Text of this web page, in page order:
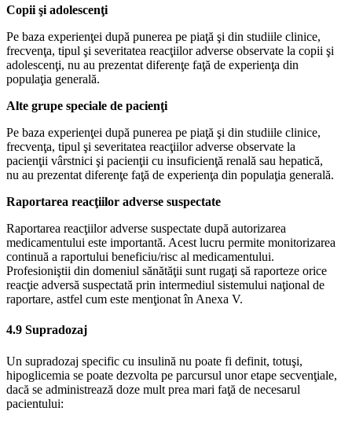
Copii şi adolescenţi
Pe baza experienţei după punerea pe piaţă şi din studiile clinice,
frecvenţa, tipul şi severitatea reacţiilor adverse observate la copii şi
adolescenţi, nu au prezentat diferenţe faţă de experienţa din
populaţia generală.
Alte grupe speciale de pacienţi
Pe baza experienţei după punerea pe piaţă şi din studiile clinice,
frecvenţa, tipul şi severitatea reacţiilor adverse observate la
pacienţii vârstnici şi pacienţii cu insuficienţă renală sau hepatică,
nu au prezentat diferenţe faţă de experienţa din populaţia generală.
Raportarea reacţiilor adverse suspectate
Raportarea reacţiilor adverse suspectate după autorizarea
medicamentului este importantă. Acest lucru permite monitorizarea
continuă a raportului beneficiu/risc al medicamentului.
Profesioniştii din domeniul sănătăţii sunt rugaţi să raporteze orice
reacţie adversă suspectată prin intermediul sistemului naţional de
raportare, astfel cum este menţionat în Anexa V.
4.9 Supradozaj
Un supradozaj specific cu insulină nu poate fi definit, totuşi,
hipoglicemia se poate dezvolta pe parcursul unor etape secvenţiale,
dacă se administrează doze mult prea mari faţă de necesarul
pacientului: